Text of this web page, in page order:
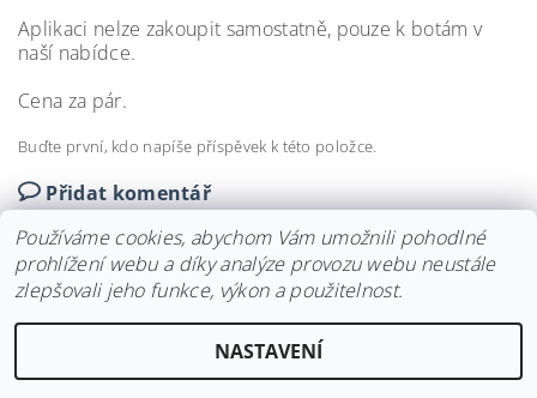
Aplikaci nelze zakoupit samostatně, pouze k botám v
naší nabídce.
Cena za pár.
Buďte první, kdo napíše příspěvek k této položce.
Přidat komentář
Svatební doplňky BRIANNA, všechna práva vyhrazena
cookies
Používáme cookies, abychom Vám umožnili pohodlné
prohlížení webu a díky analýze provozu webu neustále
zlepšovali jeho funkce, výkon a použitelnost.
NASTAVENÍ